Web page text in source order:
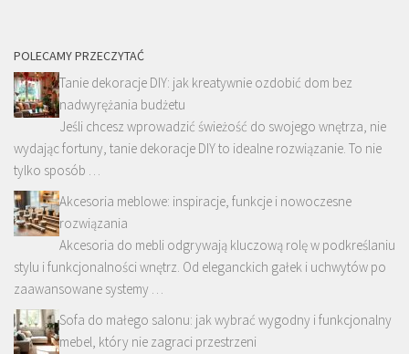
POLECAMY PRZECZYTAĆ
Tanie dekoracje DIY: jak kreatywnie ozdobić dom bez
nadwyrężania budżetu
Jeśli chcesz wprowadzić świeżość do swojego wnętrza, nie
wydając fortuny, tanie dekoracje DIY to idealne rozwiązanie. To nie
tylko sposób …
Akcesoria meblowe: inspiracje, funkcje i nowoczesne
rozwiązania
Akcesoria do mebli odgrywają kluczową rolę w podkreślaniu
stylu i funkcjonalności wnętrz. Od eleganckich gałek i uchwytów po
zaawansowane systemy …
Sofa do małego salonu: jak wybrać wygodny i funkcjonalny
mebel, który nie zagraci przestrzeni